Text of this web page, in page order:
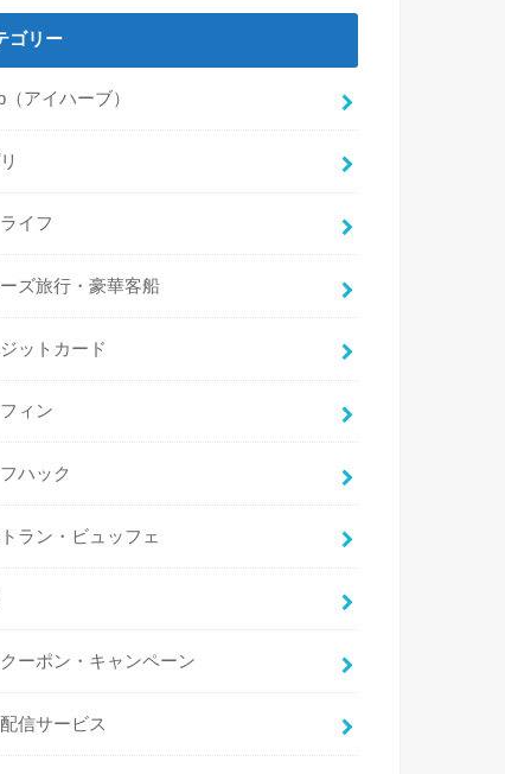
ゴリー
（アイハーブ）
イフ
ズ旅行・豪華客船
ットカード
ィン
ハック
ラン・ビュッフェ
ーポン・キャンペーン
信サービス